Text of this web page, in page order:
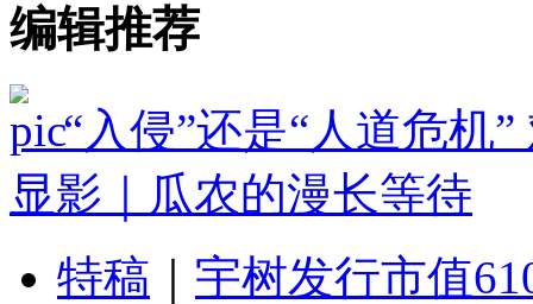
编辑推荐
“入侵”还是“人道危机
显影｜瓜农的漫长等待
特稿
宇树发行市值